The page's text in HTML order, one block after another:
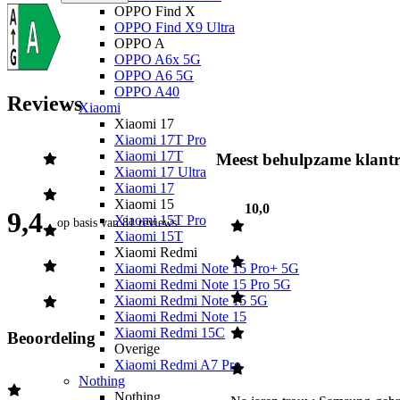
OPPO Find X
OPPO Find X9 Ultra
OPPO A
OPPO A6x 5G
OPPO A6 5G
OPPO A40
Xiaomi
Xiaomi 17
Xiaomi 17T Pro
Xiaomi 17T
Xiaomi 17 Ultra
Xiaomi 17
Xiaomi 15
Xiaomi 15T Pro
Xiaomi 15T
Xiaomi Redmi
Xiaomi Redmi Note 15 Pro+ 5G
Xiaomi Redmi Note 15 Pro 5G
Xiaomi Redmi Note 15 5G
Xiaomi Redmi Note 15
Xiaomi Redmi 15C
Overige
Xiaomi Redmi A7 Pro
Nothing
Nothing
Reviews
9,4 op basis van81 reviews
Beoordeling
Meest behulpzame
10,0